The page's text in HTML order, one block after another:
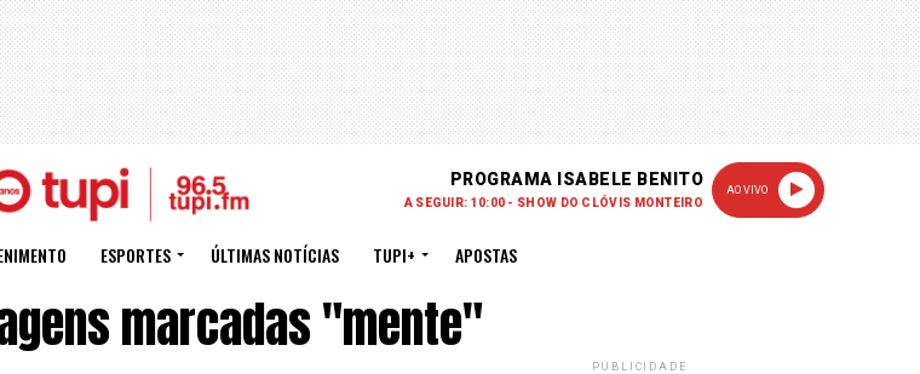
PROGRAMA ISABELE BENITO
A SEGUIR: 10:00 - SHOW DO CLÓVIS MONTEIRO
AO VIVO
ESPORTES ÚLTIMAS NOTÍCIAS TUPI+ APOSTAS
marcadas "mente"
PUBLICIDADE